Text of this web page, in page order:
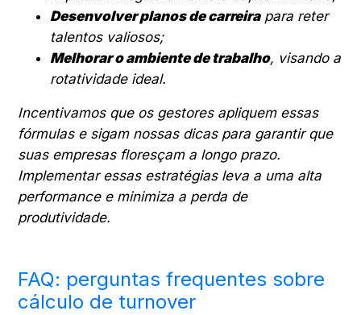
Desenvolver planos de carreirapara reter
talentos valiosos;
Melhorar o ambiente de trabalho, visando a
rotatividade ideal.
Incentivamos que os gestores apliquem essas
fórmulas e sigam nossas dicas para garantir que
suas empresas floresçam a longo prazo.
Implementar essas estratégias leva a uma alta
performance e minimiza a perda de
produtividade.
FAQ: perguntas frequentes sobre
cálculo de turnover